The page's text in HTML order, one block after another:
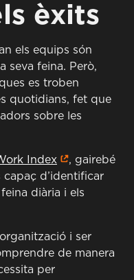
èxits
els equips són
seva feina. Però,
es troben
quotidians, fet que
sobre les
Index
, gairebé
capaç d’identificar
diària i els
i ser
de manera
per